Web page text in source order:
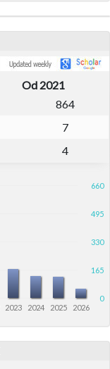
Od 2021
864
7
4
0
660
330
165
495
2023 2024 2025 2026